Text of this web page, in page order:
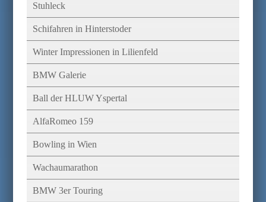
Stuhleck
Schifahren in Hinterstoder
Winter Impressionen in Lilienfeld
BMW Galerie
Ball der HLUW Yspertal
AlfaRomeo 159
Bowling in Wien
Wachaumarathon
BMW 3er Touring